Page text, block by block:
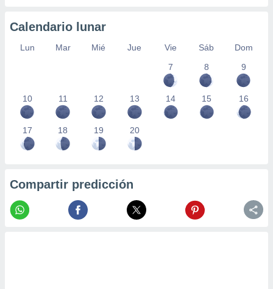
Calendario lunar
Lun Mar Mié Jue Vie Sáb
Dom
7
8 9
10 11 12 13 14 15 16
17 18 19 20
Compartir predicción